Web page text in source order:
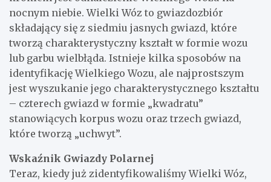
nocnym niebie. Wielki Wóz to gwiazdozbiór
składający się z siedmiu jasnych gwiazd, które
tworzą charakterystyczny kształt w formie wozu
lub garbu wielbłąda. Istnieje kilka sposobów na
identyfikację Wielkiego Wozu, ale najprostszym
jest wyszukanie jego charakterystycznego kształtu
– czterech gwiazd w formie „kwadratu”
stanowiących korpus wozu oraz trzech gwiazd,
które tworzą „uchwyt”.
Wskaźnik Gwiazdy Polarnej
Teraz, kiedy już zidentyfikowaliśmy Wielki Wóz,